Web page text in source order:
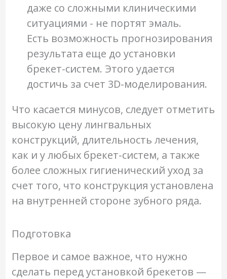
даже со сложными клиническими
ситуациями - не портят эмаль.
Есть возможность прогнозирования
результата еще до установки
брекет-систем. Этого удается
достичь за счет 3D-моделирования.
Что касается минусов, следует отметить
высокую цену лингвальных
конструкций, длительность лечения,
как и у любых брекет-систем, а также
более сложных гигиенический уход за
счет того, что конструкция установлена
на внутренней стороне зубного ряда.
Подготовка
Первое и самое важное, что нужно
сделать перед установкой брекетов —